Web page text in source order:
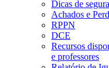
Dicas de
Achados e
RPPN
DCE
Recursos
e professores